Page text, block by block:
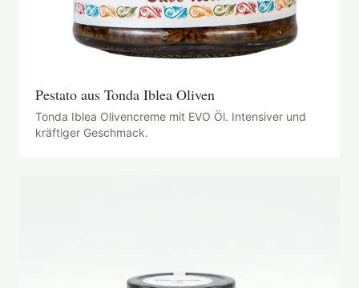
Pestato aus Tonda Iblea Oliven
Tonda Iblea Olivencreme mit EVO Öl. Intensiver und
kräftiger Geschmack.